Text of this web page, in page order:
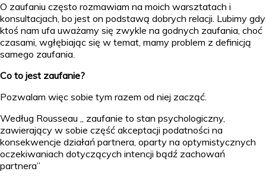
O zaufaniu często rozmawiam na moich warsztatach i
konsultacjach, bo jest on podstawą dobrych relacji. Lubimy gdy
ktoś nam ufa uważamy się zwykle na godnych zaufania, choć
czasami, wgłębiając się w temat, mamy problem z definicją
samego zaufania.
Co to jest zaufanie?
Pozwalam więc sobie tym razem od niej zacząć.
Według Rousseau „ zaufanie to stan psychologiczny,
zawierający w sobie część akceptacji podatności na
konsekwencje działań partnera, oparty na optymistycznych
oczekiwaniach dotyczących intencji bądź zachowań
partnera”